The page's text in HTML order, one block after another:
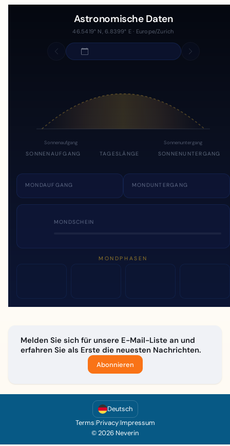
Astronomische Daten
46.5419° N, 6.8399° E · Europe/Zurich
Sonnenaufgang Sonnenuntergang
SONNENAUFGANG TAGESLÄNGE SONNENUNTERGANG
MONDAUFGANG MONDUNTERGANG
MONDSCHEIN
MONDPHASEN
Melden Sie sich für unsere E-Mail-Liste an und
erfahren Sie als Erste die neuesten Nachrichten.
Abonnieren
Deutsch
Terms|Privacy|Impressum
© 2026 Neverin